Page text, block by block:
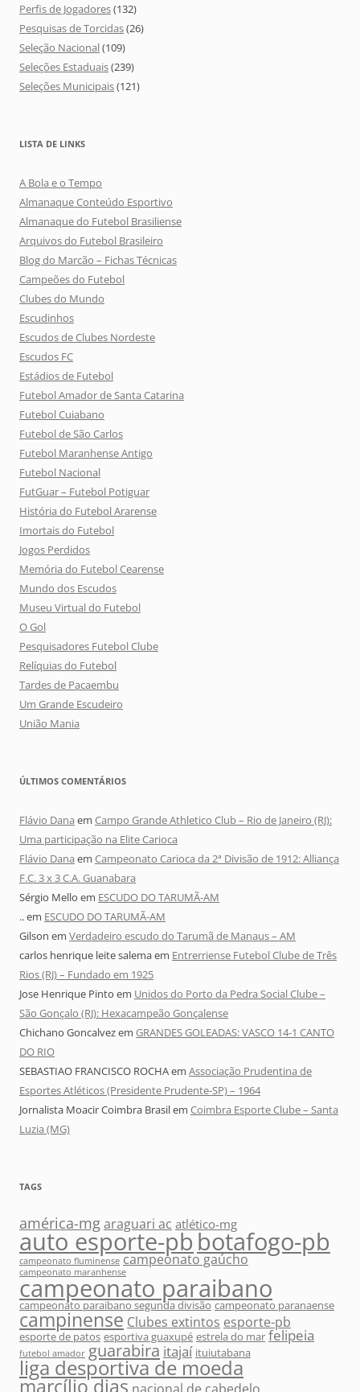
Perfis de Jogadores(132)
Pesquisas de Torcidas(26)
Seleção Nacional(109)
Seleções Estaduais(239)
Seleções Municipais(121)
LISTA DE LINKS
A Bola e o Tempo
Almanaque Conteúdo Esportivo
Almanaque do Futebol Brasiliense
Arquivos do Futebol Brasileiro
Blog do Marcão – Fichas Técnicas
Campeões do Futebol
Clubes do Mundo
Escudinhos
Escudos de Clubes Nordeste
Escudos FC
Estádios de Futebol
Futebol Amador de Santa Catarina
Futebol Cuiabano
Futebol de São Carlos
Futebol Maranhense Antigo
Futebol Nacional
FutGuar – Futebol Potiguar
História do Futebol Ararense
Imortais do Futebol
Jogos Perdidos
Memória do Futebol Cearense
Mundo dos Escudos
Museu Virtual do Futebol
O Gol
Pesquisadores Futebol Clube
Relíquias do Futebol
Tardes de Pacaembu
Um Grande Escudeiro
União Mania
ÚLTIMOS COMENTÁRIOS
Flávio Dana em Campo Grande Athletico Club – Rio de Janeiro (RJ):
Uma participação na Elite Carioca
Flávio Dana em Campeonato Carioca da 2ª Divisão de 1912: Alliança
F.C. 3 x 3 C.A. Guanabara
Sérgio Mello em ESCUDO DO TARUMÃ-AM
..em ESCUDO DO TARUMÃ-AM
Gilson em Verdadeiro escudo do Tarumã de Manaus – AM
carlos henrique leite salemaem Entrerriense Futebol Clube de Três
Rios (RJ) – Fundado em 1925
Jose Henrique Pinto em Unidos do Porto da Pedra Social Clube –
São Gonçalo (RJ): Hexacampeão Gonçalense
Chichano Goncalvezem GRANDES GOLEADAS: VASCO 14-1 CANTO
DO RIO
SEBASTIAO FRANCISCO ROCHAem Associação Prudentina de
Esportes Atléticos (Presidente Prudente-SP) – 1964
Jornalista Moacir Coimbra Brasilem Coimbra Esporte Clube – Santa
Luzia (MG)
TAGS
américa-mgaraguari ac atlético-mg
auto esporte-pbbotafogo-pb
campeonato fluminense campeonato gaúcho
campeonato maranhense
campeonato paraibano
campeonato paraibano segunda divisão campeonato paranaense
campinense Clubes extintos esporte-pb
esporte de patos esportiva guaxupé estrela do mar felipeia
futebol amador guarabira itajaí ituiutabana
liga desportiva de moeda
marcílio dias